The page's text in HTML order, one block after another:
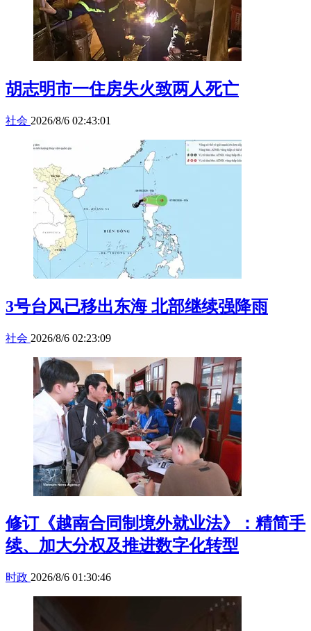
胡志明市一住房失火致两人死亡
社会 2026/8/6 02:43:01
3号台风已移出东海 北部继续强降雨
社会 2026/8/6 02:23:09
修订《越南合同制境外就业法》：精简手
续、加大分权及推进数字化转型
时政 2026/8/6 01:30:46